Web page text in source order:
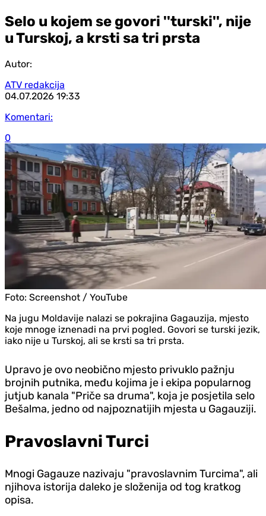
Selo u kojem se govori ''turski'', nije
u Turskoj, a krsti sa tri prsta
Autor:
ATV redakcija
04.07.2026 19:33
Komentari:
0
Foto: Screenshot / YouTube
Na jugu Moldavije nalazi se pokrajina Gagauzija, mjesto
koje mnoge iznenadi na prvi pogled. Govori se turski jezik,
iako nije u Turskoj, ali se krsti sa tri prsta.
Upravo je ovo neobično mjesto privuklo pažnju
brojnih putnika, među kojima je i ekipa popularnog
jutjub kanala "Priče sa druma", koja je posjetila selo
Bešalma, jedno od najpoznatijih mjesta u Gagauziji.
Pravoslavni Turci
Mnogi Gagauze nazivaju "pravoslavnim Turcima", ali
njihova istorija daleko je složenija od tog kratkog
opisa.